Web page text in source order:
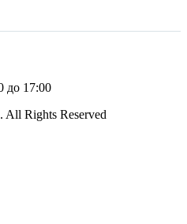
до 17:00
All Rights Reserved